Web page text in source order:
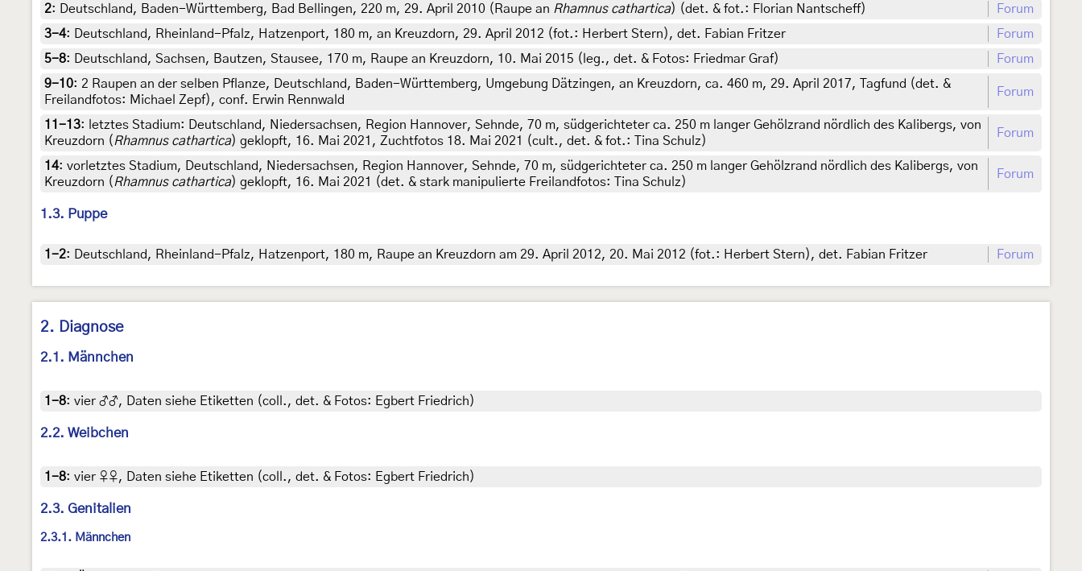
2: Deutschland, Baden-Württemberg, Bad Bellingen, 220 m, 29. April 2010 (Raupe an Rhamnus cathartica) (det. & fot.: Florian Nantscheff)
Forum
3-4: Deutschland, Rheinland-Pfalz, Hatzenport, 180 m, an Kreuzdorn, 29. April 2012 (fot.: Herbert Stern), det. Fabian Fritzer
Forum
5-8: Deutschland, Sachsen, Bautzen, Stausee, 170 m, Raupe an Kreuzdorn, 10. Mai 2015 (leg., det. & Fotos: Friedmar Graf)
Forum
9-10: 2 Raupen an der selben Pflanze, Deutschland, Baden-Württemberg, Umgebung Dätzingen, an Kreuzdorn, ca. 460 m, 29. April 2017, Tagfund (det. &
Freilandfotos: Michael Zepf), conf. Erwin Rennwald
Forum
11-13:
letztes Stadium: Deutschland, Niedersachsen, Region Hannover, Sehnde, 70 m, südgerichteter ca. 250 m langer Gehölzrand nördlich des Kalibergs, von
Kreuzdorn ( Rhamnus cathartica) geklopft, 16. Mai 2021, Zuchtfotos 18. Mai 2021 (cult., det. & fot.: Tina Schulz)
Forum
14: vorletztes Stadium, Deutschland, Niedersachsen, Region Hannover, Sehnde, 70 m, südgerichteter ca. 250 m langer Gehölzrand nördlich des Kalibergs, von
Kreuzdorn ( Rhamnus cathartica) geklopft, 16. Mai 2021 (det. & stark manipulierte Freilandfotos: Tina Schulz)
Forum
1.3. Puppe
1-2: Deutschland, Rheinland-Pfalz, Hatzenport, 180 m, Raupe an Kreuzdorn am 29. April 2012, 20. Mai 2012 (fot.: Herbert Stern), det. Fabian Fritzer Forum
2. Diagnose
2.1. Männchen
1-8: vier ♂♂, Daten siehe Etiketten (coll., det. & Fotos: Egbert Friedrich)
2.2. Weibchen
1-8: vier ♀♀, Daten siehe Etiketten (coll., det. & Fotos: Egbert Friedrich)
2.3. Genitalien
2.3.1. Männchen